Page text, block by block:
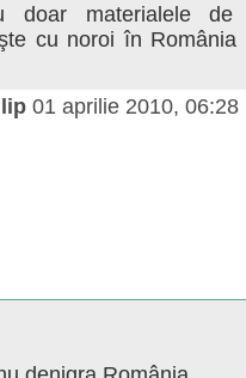
materialele de
cu noroi în România
01 aprilie 2010, 06:28